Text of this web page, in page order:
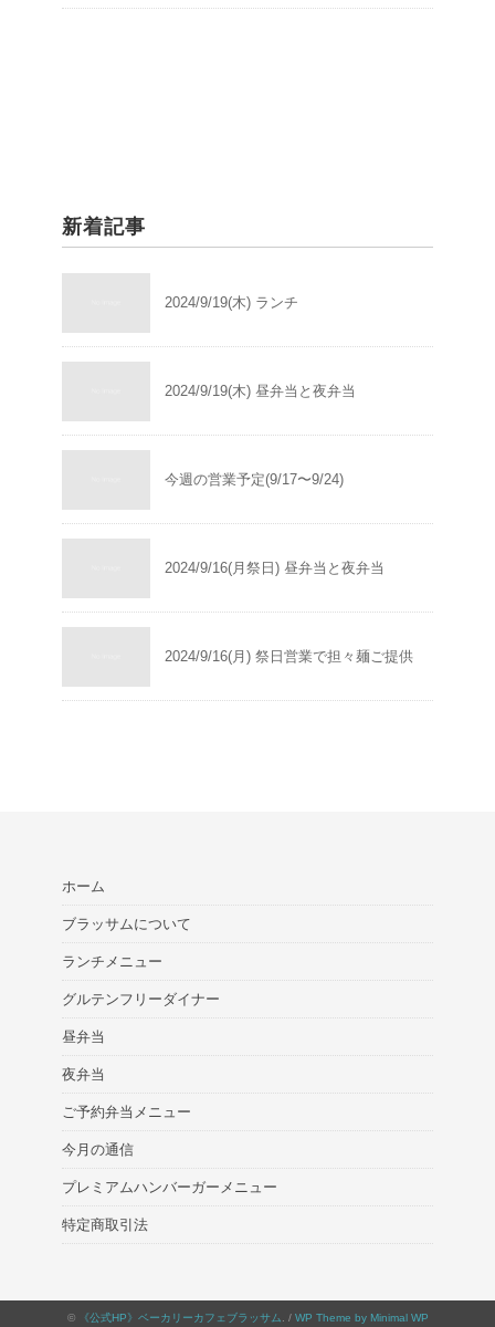
新着記事
2024/9/19(木) ランチ
2024/9/19(木) 昼弁当と夜弁当
今週の営業予定(9/17〜9/24)
2024/9/16(月祭日) 昼弁当と夜弁当
2024/9/16(月) 祭日営業で担々麺ご提供
ホーム
ブラッサムについて
ランチメニュー
グルテンフリーダイナー
昼弁当
夜弁当
ご予約弁当メニュー
今月の通信
プレミアムハンバーガーメニュー
特定商取引法
© 《公式HP》ベーカリーカフェブラッサム . / WP Theme by Minimal WP